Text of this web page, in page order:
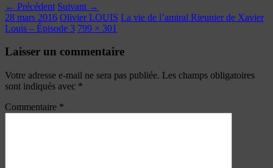
← Précédent Suivant →
28 mars 2016 Olivier LOUIS La vie de l’amiral Rieunier de Xavier
Louis – Épisode 3 799 × 301
Laisser un commentaire
Votre adresse e-mail ne sera pas publiée. Les champs obligatoires
sont indiqués avec *
Commentaire *